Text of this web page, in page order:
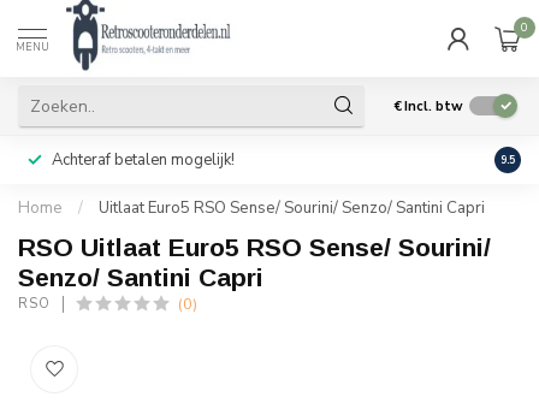
MENU
0
€Incl. btw
Achteraf betalen mogelijk! Geen
9.5
Home / Uitlaat Euro5 RSO Sense/ Sourini/ Senzo/ Santini Capri
RSO Uitlaat Euro5 RSO Sense/ Sourini/
Senzo/ Santini Capri
RSO (0)